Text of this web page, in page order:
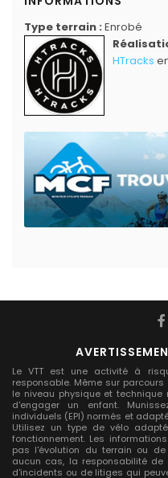
Type terrain : Enrobé
HTracks
Le VTT est une activité à
responsable. Même sur
le niveau physique et
d'engager un enfant.
individuels (EPI) normés et
Utilisez un type de vélo
fonctionnement. Les
pas l'évolution du terrain ou
aucun cas, la responsabilité de
d'incidents ou de litiges qui